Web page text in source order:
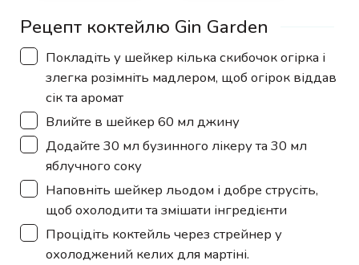
Рецепт коктейлю Gin Garden
▢
Покладіть у шейкер кілька скибочок огірка і
злегка розімніть мадлером, щоб огірок віддав
сік та аромат
▢
Влийте в шейкер 60 мл джину
▢
Додайте 30 мл бузинного лікеру та 30 мл
яблучного соку
▢
Наповніть шейкер льодом і добре струсіть,
щоб охолодити та змішати інгредієнти
▢
Процідіть коктейль через стрейнер у
охолоджений келих для мартіні.